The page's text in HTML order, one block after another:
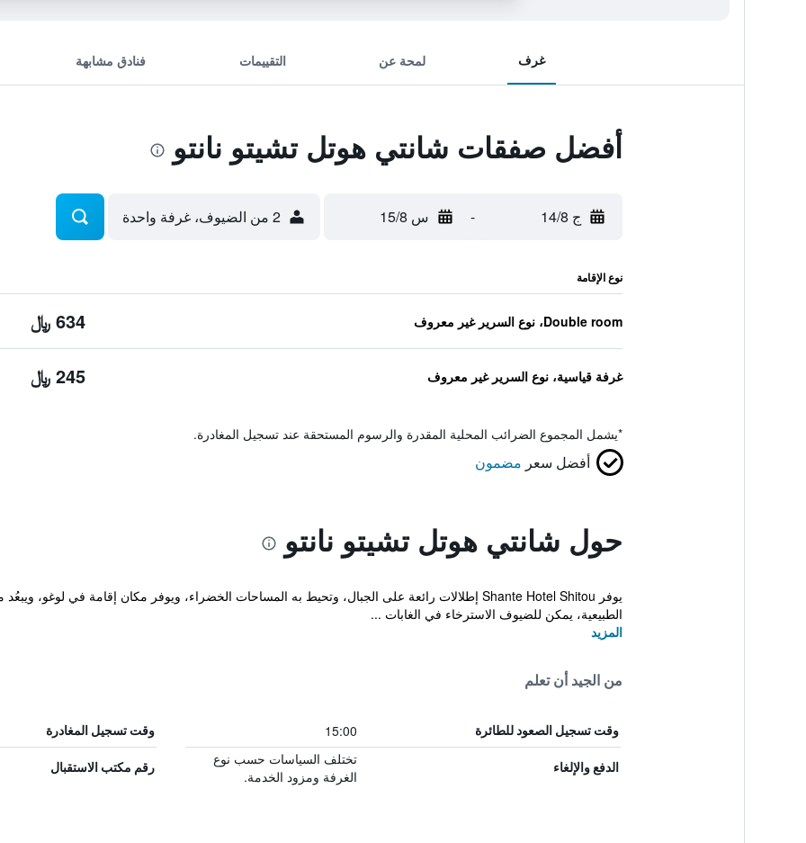
غرف لمحة عن التقييمات فنادق مشابهة
أفضل صفقات شانتي هوتل تشيتو نانتو
ج 14/8 - س 15/8 2 من الضيوف، غرفة واحدة
نوع الإقامة
Double room، نوع السرير غير معروف 634 ﷼
غرفة قياسية، نوع السرير غير معروف 245 ﷼
*يشمل المجموع الضرائب المحلية المقدرة والرسوم المستحقة عند تسجيل المغادرة.
أفضل سعر مضمون
حول شانتي هوتل تشيتو نانتو
الطبيعية، يمكن للضيوف الاسترخاء في الغابات ...
المزيد
من الجيد أن تعلم
وقت تسجيل الصعود للطائرة 15:00 وقت تسجيل المغادرة
الدفع والإلغاء
تختلف السياسات حسب نوع
الغرفة ومزود الخدمة.
رقم مكتب الاستقبال